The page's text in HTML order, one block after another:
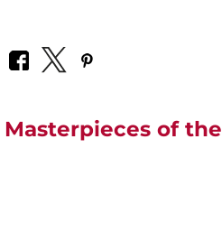
Masterpieces of